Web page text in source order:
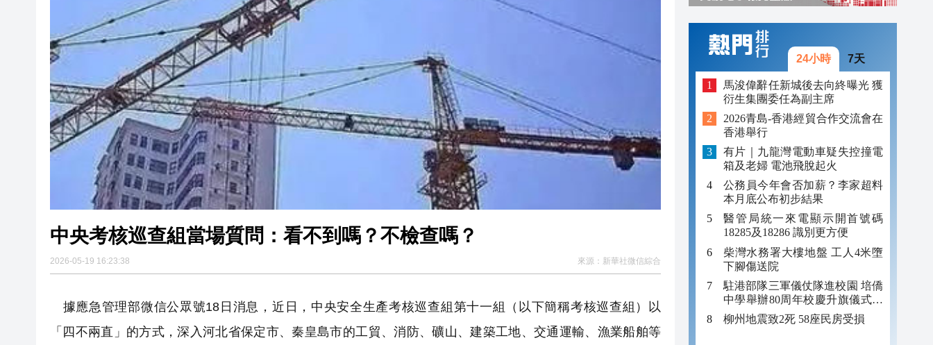
外交部：世衛大會拒絕所謂涉台提案充分表明國際社會支持一個中國原則的格局牢不可破
亞太經合組織第二次高官會在上海舉行
國家防總辦公室 應急管理部持續會商部署重點地區防汛救災工作
上海一男子持刀傷人致3傷 警方通報
深圳蛇口招商花園城「五一」銷售額近4900萬
16:06
外交部：相信在兩國元首戰略引領下 中俄世代友好將更加深入人心
16:04
中央考核巡查組當場質問：看不到嗎？不檢查嗎？
2026-05-19 16:23:38 來源： 新華社微信綜合
據應急管理部微信公眾號18日消息，近日，中央安全生產考核巡查組第十一組（以下簡稱考核巡查組）以
「四不兩直」的方式，深入河北省保定市、秦皇島市的工貿、消防、礦山、建築工地、交通運輸、漁業船舶等
24小時 7天
馬浚偉辭任新城後去向終曝光 獲
衍生集團委任為副主席
2026青島-香港經貿合作交流會在
香港舉行
有片｜九龍灣電動車疑失控撞電
箱及老婦 電池飛脫起火
公務員今年會否加薪？李家超料
本月底公布初步結果
醫管局統一來電顯示開首號碼
18285及18286 識別更方便
柴灣水務署大樓地盤 工人4米墮
下腳傷送院
駐港部隊三軍儀仗隊進校園 培僑
中學舉辦80周年校慶升旗儀式暨
國防教育活動
柳州地震致2死 58座民房受損